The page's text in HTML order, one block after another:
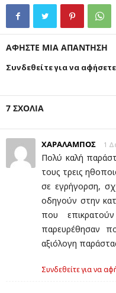
7 ΣΧΟΛΙΑ
ΧΑΡΑΛΑΜΠΟΣ 1
Πολύ καλή
τους τρεις
σε εγρήγορση,
οδηγούν στην
που
παρευρέθησαν
αξιόλογη
Συνδεθείτε για να
ΑΦΗΣΤΕ ΜΙΑ ΑΠΑΝΤΗΣΗ
Συνδεθείτε για να